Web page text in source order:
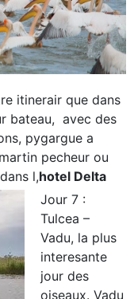
itinerair que dans
bateau, avec des
pygargue a
pecheur ou
l,hotel Delta
Jour 7 :
Tulcea –
Vadu, la plus
interesante
jour des
oiseaux. Vadu